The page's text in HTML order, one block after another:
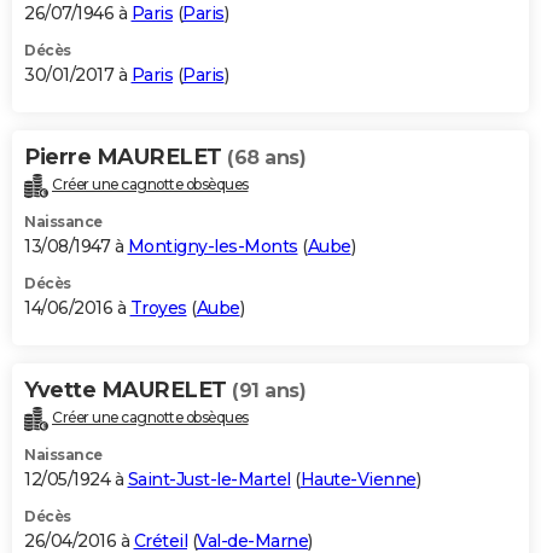
26/07/1946 à Paris (Paris)
Décès
30/01/2017 à Paris (Paris)
Pierre MAURELET (68 ans)
Créer une cagnotte obsèques
Naissance
13/08/1947 à Montigny-les-Monts (Aube)
Décès
14/06/2016 à Troyes (Aube)
Yvette MAURELET (91 ans)
Créer une cagnotte obsèques
Naissance
12/05/1924 à Saint-Just-le-Martel (Haute-Vienne)
Décès
26/04/2016 à Créteil (Val-de-Marne)